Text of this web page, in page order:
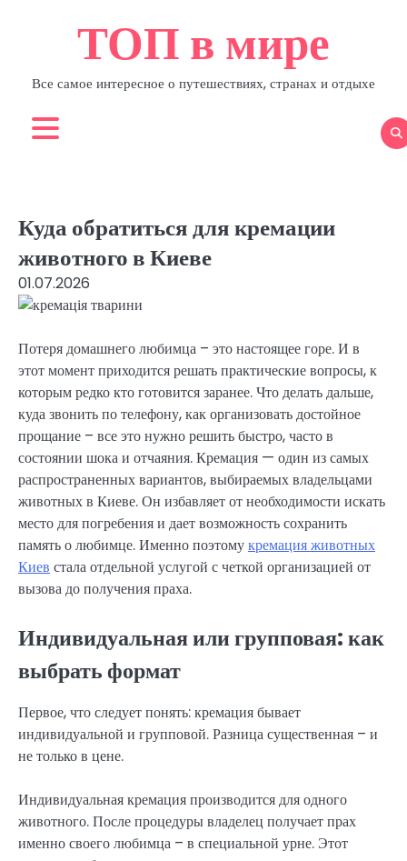
ТОП в мире
Все самое интересное о путешествиях, странах и отдыхе
Куда обратиться для кремации
животного в Киеве
01.07.2026
Потеря домашнего любимца – это настоящее горе. И в
этот момент приходится решать практические вопросы, к
которым редко кто готовится заранее. Что делать дальше,
куда звонить по телефону, как организовать достойное
прощание – все это нужно решить быстро, часто в
состоянии шока и отчаяния. Кремация — один из самых
распространенных вариантов, выбираемых владельцами
животных в Киеве. Он избавляет от необходимости искать
место для погребения и дает возможность сохранить
память о любимце. Именно поэтомукремация животных
Киев стала отдельной услугой с четкой организацией от
вызова до получения праха.
Индивидуальная или групповая: как
выбрать формат
Первое, что следует понять: кремация бывает
индивидуальной и групповой. Разница существенная – и
не только в цене.
Индивидуальная кремация производится для одного
животного. После процедуры владелец получает прах
именно своего любимца – в специальной урне. Этот